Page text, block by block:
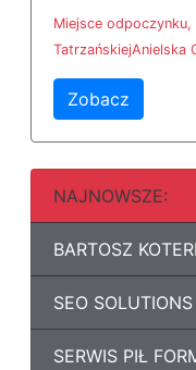
Miejsce odpoczynku,
TatrzańskiejAnielska
Zobacz
NAJNOWSZE:
BARTOSZ
SEO SOLUTIONS
SERWIS PIŁ